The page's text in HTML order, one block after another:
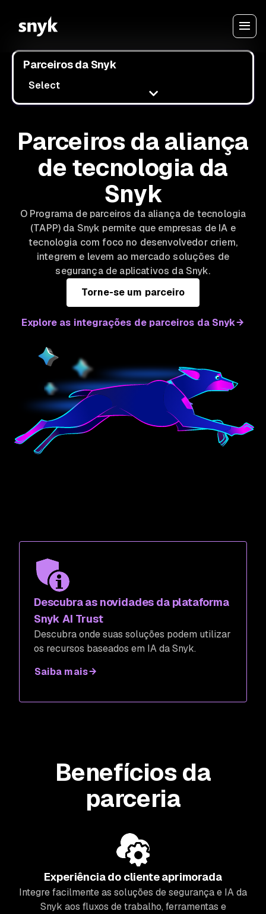
Parceiros da Snyk
Select
Parceiros da aliança
de tecnologia da
Snyk
O Programa de parceiros da aliança de tecnologia
(TAPP) da Snyk permite que empresas de IA e
tecnologia com foco no desenvolvedor criem,
integrem e levem ao mercado soluções de
segurança de aplicativos da Snyk.
Torne-se um parceiro
Explore as integrações de parceiros da Snyk
Descubra as novidades da plataforma
Snyk AI Trust
Descubra onde suas soluções podem utilizar
os recursos baseados em IA da Snyk.
Saiba mais
Benefícios da
parceria
Experiência do cliente aprimorada
Integre facilmente as soluções de segurança e IA da
Snyk aos fluxos de trabalho, ferramentas e